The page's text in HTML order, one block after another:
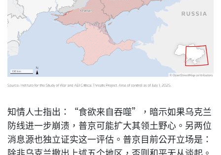
知情人士指出：“食欲来自吞噬”，暗示如果乌克兰
防线进一步崩溃，普京可能扩大其领土野心。另两位
消息源也独立证实这一评估。普京目前公开立场是：
除非乌克兰撤出上述五个地区，否则和平无从谈起。